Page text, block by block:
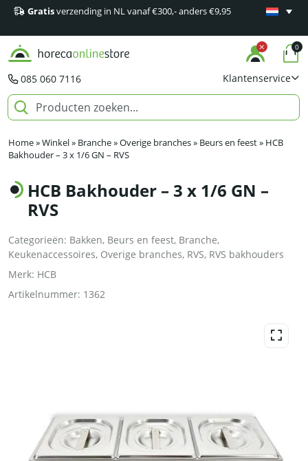
Gratisverzending in NL vanaf €300,- anders €9,95
Minimaal
085 060 7116 Klantenservice
0
Home»Winkel» Branche»Overige branches» Beurs en feest» HCB
Bakhouder – 3 x 1/6 GN – RVS
HCB Bakhouder – 3 x 1/6 GN –
RVS
Categorieën: Bakken, Beurs en feest, Branche,
Keukenaccessoires, Overige branches, RVS, RVS bakhouders
Merk: HCB
Artikelnummer: 1362